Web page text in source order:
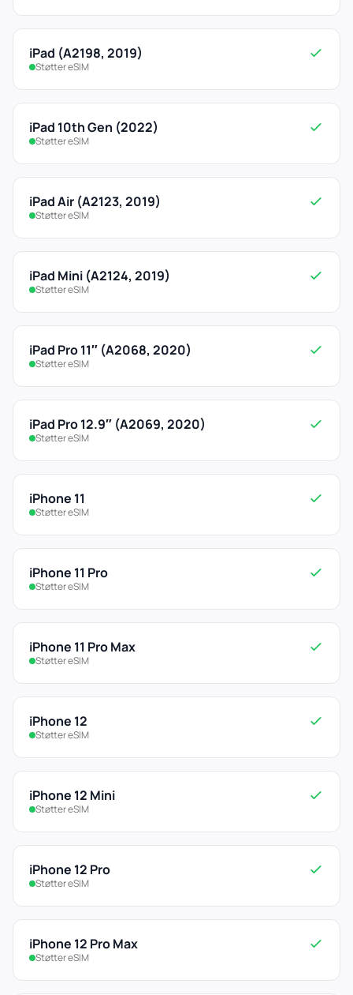
iPad (A2198, 2019)
Støtter eSIM
iPad 10th Gen (2022)
Støtter eSIM
iPad Air (A2123, 2019)
Støtter eSIM
iPad Mini (A2124, 2019)
Støtter eSIM
iPad Pro 11″ (A2068, 2020)
Støtter eSIM
iPad Pro 12.9″ (A2069, 2020)
Støtter eSIM
iPhone 11
Støtter eSIM
iPhone 11 Pro
Støtter eSIM
iPhone 11 Pro Max
Støtter eSIM
iPhone 12
Støtter eSIM
iPhone 12 Mini
Støtter eSIM
iPhone 12 Pro
Støtter eSIM
iPhone 12 Pro Max
Støtter eSIM